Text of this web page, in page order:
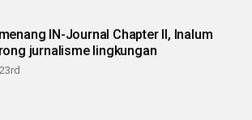
IN-Journal Chapter II, Inalum
jurnalisme lingkungan